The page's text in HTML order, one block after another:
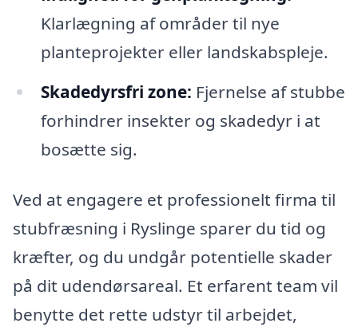
Klarlægning af områder til nye
planteprojekter eller landskabspleje.
Skadedyrsfri zone: Fjernelse af stubbe
forhindrer insekter og skadedyr i at
bosætte sig.
Ved at engagere et professionelt firma til
stubfræsning i Ryslinge sparer du tid og
kræfter, og du undgår potentielle skader
på dit udendørsareal. Et erfarent team vil
benytte det rette udstyr til arbejdet,